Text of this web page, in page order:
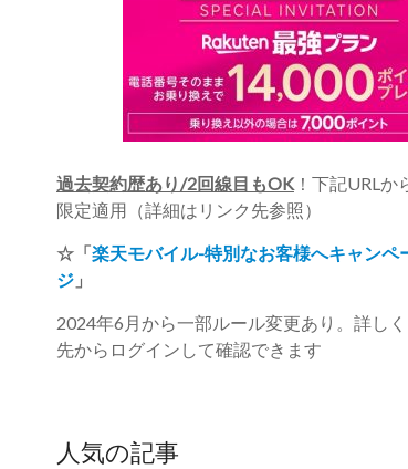
過去契約歴あり/2回線目もOK ！下記URL
限定適用（詳細はリンク先参照）
☆「楽天モバイル-特別なお客様へキャンペ
ジ 」
2024年6月から一部ルール変更あり。詳し
先からログインして確認できます
人気の記事